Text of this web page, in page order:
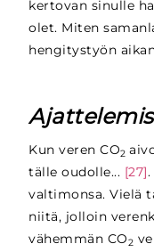
kertovan sinulle
olet. Miten
hengitystyön
Kun veren CO2
tälle oudolle... [27]
valtimonsa. Vielä
niitä, jolloin
vähemmän CO2